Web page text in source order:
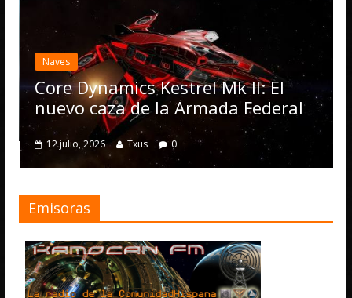
Naves
Core Dynamics Kestrel Mk II: El
nuevo caza de la Armada Federal
12 julio, 2026 Txus 0
Emisoras